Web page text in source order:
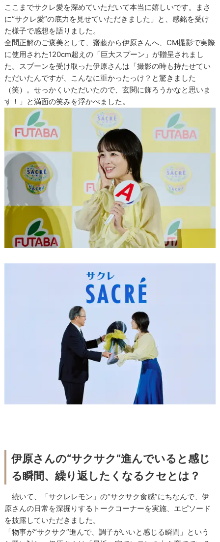
ここまでサクレ愛を深めていただいて本当に嬉しいです。まさ
に“サクレ愛”の底力を見せていただきました」と、感銘を受け
た様子で感想を語りました。
全問正解のご褒美として、齋藤から伊原さんへ、CM撮影で実際
に使用された120cm超えの「巨大スプーン」が贈呈されまし
た。スプーンを受け取った伊原さんは「撮影の時も持たせてい
ただいたんですが、こんなに重かったっけ？と驚きました
（笑）。せっかくいただいたので、玄関に飾ろうかなと思いま
す！」と満面の笑みを浮かべました。
伊原さんの“サクサク”進んでいると感じ
る瞬間、繰り返したくなるクセとは？
続いて、「サクレレモン」の“サクサク食感”にちなんで、伊
原さんの日常を深掘りするトークコーナーを実施、エピソード
を披露していただきました。
「物事が“サクサク”進んで、調子がいいと感じる瞬間」という